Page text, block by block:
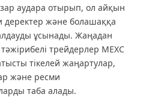
аудара отырып, ол айқын
деректер және болашаққа
ұсынады. Жаңадан
трейдерлер MEXC
тікелей жаңартулар,
және ресми
таба алады.